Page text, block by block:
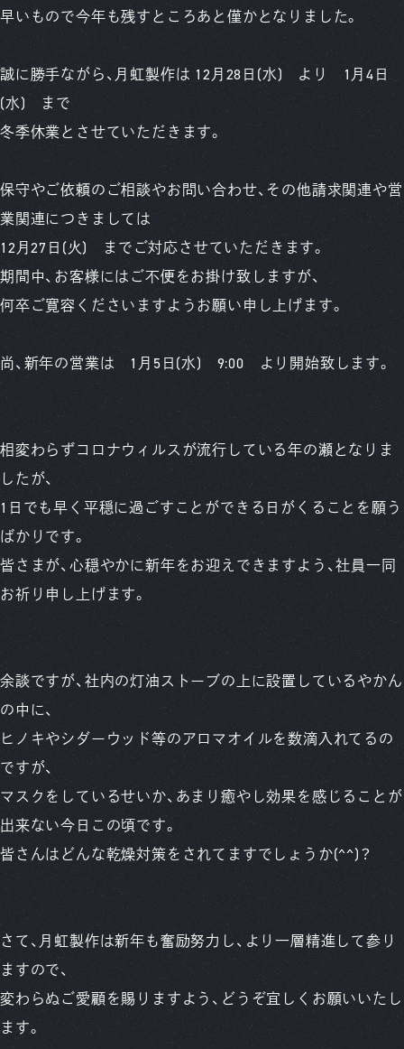
早いもので今年も残すところあと僅かとなりました。
誠に勝手ながら、月虹製作は 12月28日(水) より 1月4日
(水) まで
冬季休業とさせていただきます。
保守やご依頼のご相談やお問い合わせ、その他請求関連や営
業関連につきましては
12月27日(火) までご対応させていただきます。
期間中、お客様にはご不便をお掛け致しますが、
何卒ご寛容くださいますようお願い申し上げます。
尚、新年の営業は 1月5日(水) 9:00 より開始致します。
相変わらずコロナウィルスが流行している年の瀬となりま
したが、
1日でも早く平穏に過ごすことができる日がくることを願う
ばかりです。
皆さまが、心穏やかに新年をお迎えできますよう、社員一同
お祈り申し上げます。
余談ですが、社内の灯油ストーブの上に設置しているやかん
の中に、
ヒノキやシダーウッド等のアロマオイルを数滴入れてるの
ですが、
マスクをしているせいか、あまり癒やし効果を感じることが
出来ない今日この頃です。
皆さんはどんな乾燥対策をされてますでしょうか(^^)？
さて、月虹製作は新年も奮励努力し、より一層精進して参り
ますので、
変わらぬご愛顧を賜りますよう、どうぞ宜しくお願いいたし
ます。